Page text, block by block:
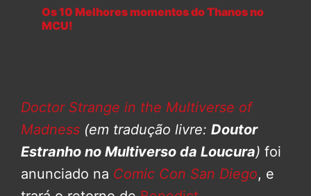
Os 10 Melhores momentos do Thanos no
MCU!
Doctor Strange in the Multiverse of
Madness (em tradução livre: Doutor
Estranho no Multiverso da Loucura) foi
anunciado na Comic Con San Diego, e